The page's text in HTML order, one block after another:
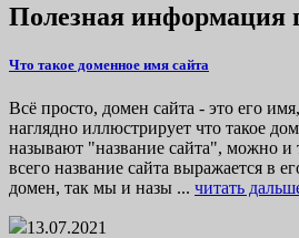
Полезная информация
Что такое доменное имя сайта
Всё просто, домен сайта - это его
наглядно иллюстрирует что такое
называют "название сайта", можно и
всего название сайта выражается в
домен, так мы и назы ... читать
13.07.2021